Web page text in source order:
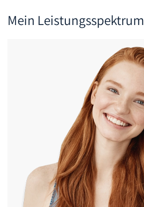
Mein Leistungsspektrum